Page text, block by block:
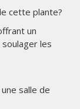
cette plante?
un
les
salle de